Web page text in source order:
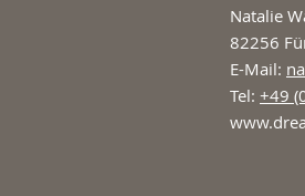
Natalie
82256
E-Mail:
Tel: +49